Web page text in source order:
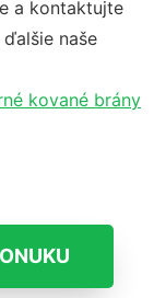
a kontaktujte
naše
kované brány